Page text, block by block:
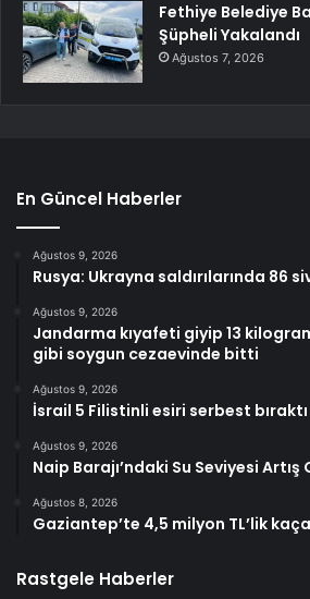
Fethiye Belediye
Şüpheli Yakalandı
Ağustos 7, 2026
En Güncel Haberler
Ağustos 9, 2026
Rusya: Ukrayna saldırılarında 86
Ağustos 9, 2026
Jandarma kıyafeti giyip 13
gibi soygun cezaevinde bitti
Ağustos 9, 2026
İsrail 5 Filistinli esiri serbest bıraktı
Ağustos 9, 2026
Naip Barajı’ndaki Su Seviyesi
Ağustos 8, 2026
Gaziantep’te 4,5 milyon TL’lik
Rastgele Haberler